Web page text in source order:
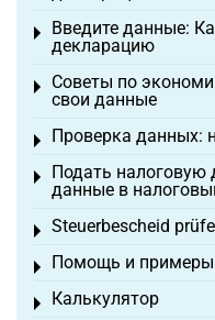
Введите данные:
декларацию
Toggle menu
Советы по
свои данные
Toggle menu
Проверка данных:
Toggle menu
Подать налоговую
данные в
Toggle menu
Steuerbescheid
Toggle menu
Помощь и примеры
Toggle menu
Калькулятор
Toggle menu